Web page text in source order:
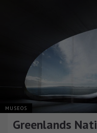
MUSEOS
Greenlands